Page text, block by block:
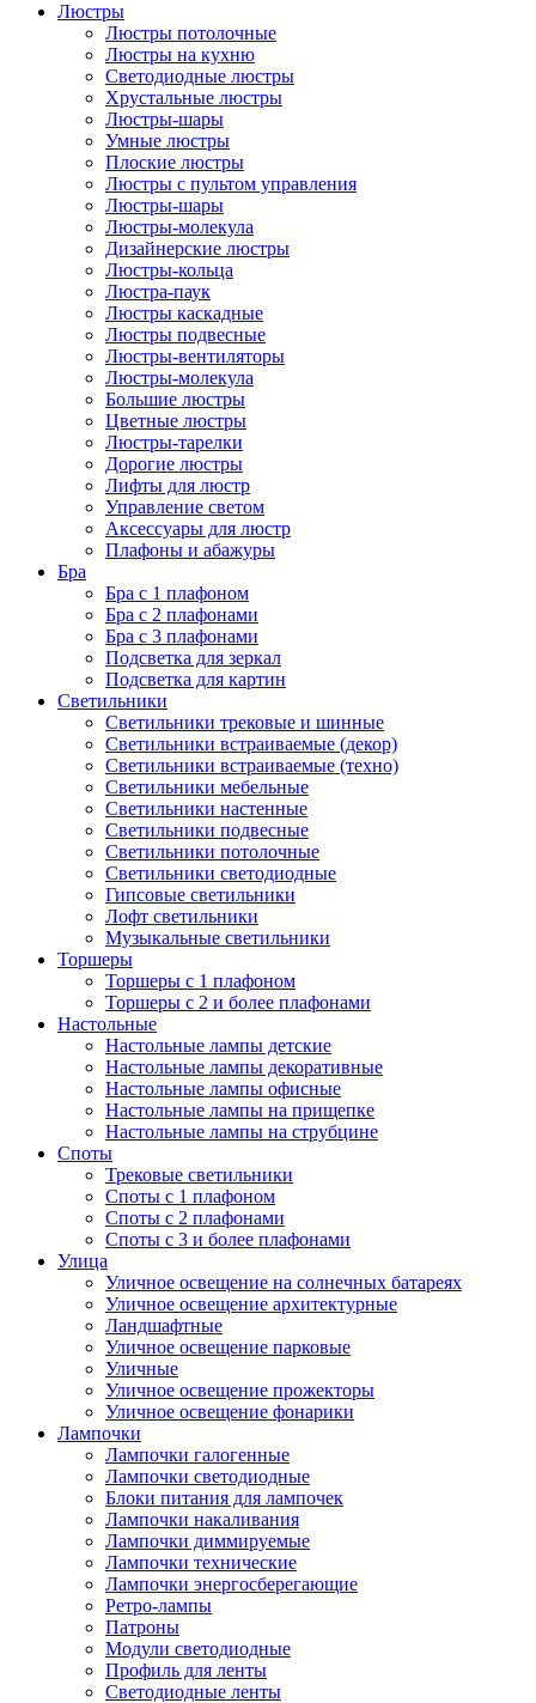
Люстры
Люстры потолочные
Люстры на кухню
Светодиодные люстры
Хрустальные люстры
Люстры-шары
Умные люстры
Плоские люстры
Люстры с пультом управления
Люстры-шары
Люстры-молекула
Дизайнерские люстры
Люстры-кольца
Люстра-паук
Люстры каскадные
Люстры подвесные
Люстры-вентиляторы
Люстры-молекула
Большие люстры
Цветные люстры
Люстры-тарелки
Дорогие люстры
Лифты для люстр
Управление светом
Аксессуары для люстр
Плафоны и абажуры
Бра
Бра с 1 плафоном
Бра с 2 плафонами
Бра с 3 плафонами
Подсветка для зеркал
Подсветка для картин
Светильники
Светильники трековые и шинные
Светильники встраиваемые (декор)
Светильники встраиваемые (техно)
Светильники мебельные
Светильники настенные
Светильники подвесные
Светильники потолочные
Светильники светодиодные
Гипсовые светильники
Лофт светильники
Музыкальные светильники
Торшеры
Торшеры с 1 плафоном
Торшеры с 2 и более плафонами
Настольные
Настольные лампы детские
Настольные лампы декоративные
Настольные лампы офисные
Настольные лампы на прищепке
Настольные лампы на струбцине
Споты
Трековые светильники
Споты с 1 плафоном
Споты с 2 плафонами
Споты с 3 и более плафонами
Улица
Уличное освещение на солнечных батареях
Уличное освещение архитектурные
Ландшафтные
Уличное освещение парковые
Уличные
Уличное освещение прожекторы
Уличное освещение фонарики
Лампочки
Лампочки галогенные
Лампочки светодиодные
Блоки питания для лампочек
Лампочки накаливания
Лампочки диммируемые
Лампочки технические
Лампочки энергосберегающие
Ретро-лампы
Патроны
Модули светодиодные
Профиль для ленты
Светодиодные ленты